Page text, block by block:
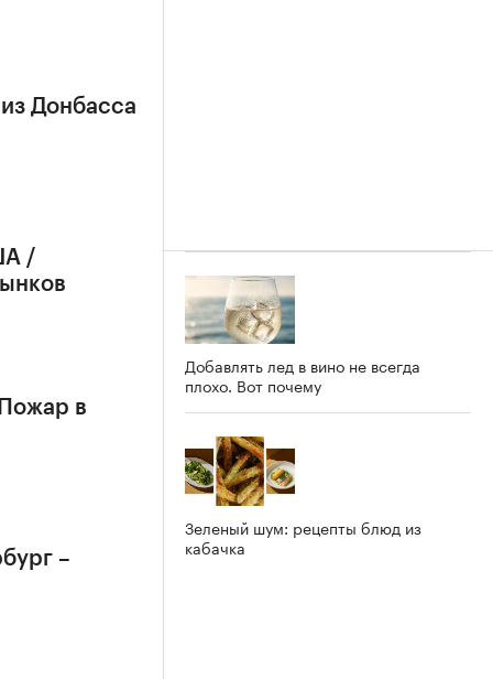
Донбасса
/
в
–
Добавлять лед в вино не всегда
плохо. Вот почему
Зеленый шум: рецепты блюд из
кабачка